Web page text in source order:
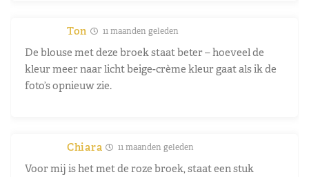
Ton 11 maanden geleden
De blouse met deze broek staat beter – hoeveel de
kleur meer naar licht beige-crème kleur gaat als ik de
foto’s opnieuw zie.
Chiara 11 maanden geleden
Voor mij is het met de roze broek, staat een stuk